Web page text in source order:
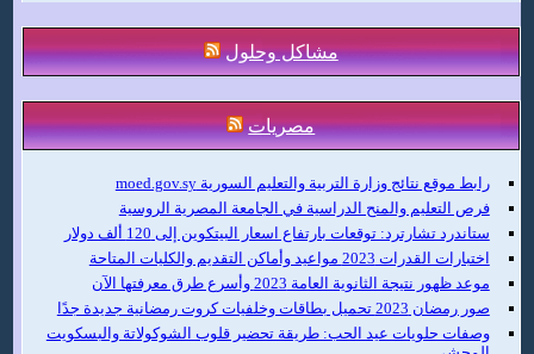
مشاكل وحلول
مصريات
رابط موقع نتائج وزارة التربية والتعليم السورية moed.gov.sy
فرص التعليم والمنح الدراسية في الجامعة المصرية الروسية
ستاندرد تشارترد: توقعات بارتفاع اسعار البيتكوين إلى 120 ألف دولار
اختبارات القدرات 2023 مواعيد وأماكن التقديم والكليات المتاحة
موعد ظهور نتيجة الثانوية العامة 2023 وأسرع طرق معرفتها الآن
صور رمضان 2023 تحميل بطاقات وخلفيات كروت رمضانية جديدة جدًا
وصفات حلويات عيد الحب: طريقة تحضير قلوب الشوكولاتة والبسكويت